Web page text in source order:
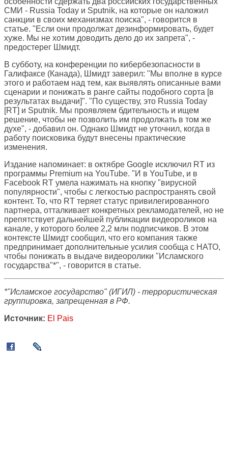
СМИ - Russia Today и Sputnik, на которые он наложил
санкции в своих механизмах поиска", - говорится в
статье. "Если они продолжат дезинформировать, будет
хуже. Мы не хотим доводить дело до их запрета", -
предостерег Шмидт.
В субботу, на конференции по кибербезопасности в
Галифаксе (Канада), Шмидт заверил: "Мы вполне в курсе
этого и работаем над тем, как выявлять описанные вами
сценарии и понижать в ранге сайты подобного сорта [в
результатах выдачи]". "По существу, это Russia Today
[RT] и Sputnik. Мы проявляем бдительность и ищем
решение, чтобы не позволить им продолжать в том же
духе", - добавил он. Однако Шмидт не уточнил, когда в
работу поисковика будут внесены практические
изменения.
Издание напоминает: в октябре Google исключил RT из
программы Premium на YouTube. "И в YouTube, и в
Facebook RT умела нажимать на кнопку "вирусной
популярности", чтобы с легкостью распространять свой
контент. То, что RT теряет статус привилегированного
партнера, отталкивает конкретных рекламодателей, но не
препятствует дальнейшей публикации видеороликов на
канале, у которого более 2,2 млн подписчиков. В этом
контексте Шмидт сообщил, что его компания также
предпринимает дополнительные усилия сообща с НАТО,
чтобы понижать в выдаче видеоролики "Исламского
государства"*", - говорится в статье.
*"Исламское государство" (ИГИЛ) - террористическая
группировка, запрещенная в РФ.
Источник: El Pais